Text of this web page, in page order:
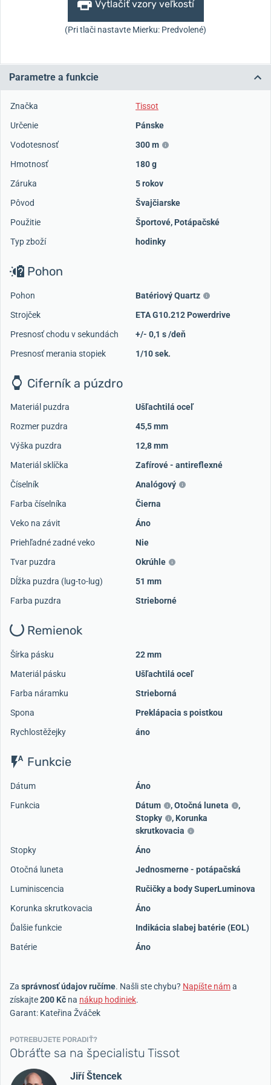
Vytlačiť vzory veľkostí
(Pri tlači nastavte Mierku: Predvolené)
Parametre a funkcie
Značka
Tissot
Určenie
Pánske
Vodotesnosť
300 m
Hmotnosť
180 g
Záruka
5 rokov
Pôvod
Švajčiarske
Použitie
Športové, Potápačské
Typ zboží
hodinky
Pohon
Pohon
Batériový Quartz
Strojček
ETA G10.212 Powerdrive
Presnosť chodu v sekundách
+/- 0,1 s /deň
Presnosť merania stopiek
1/10 sek.
Ciferník a púzdro
Materiál puzdra
Ušľachtilá oceľ
Rozmer puzdra
45,5 mm
Výška puzdra
12,8 mm
Materiál sklíčka
Zafírové - antireflexné
Číselník
Analógový
Farba číselníka
Čierna
Veko na závit
Áno
Priehľadné zadné veko
Nie
Tvar puzdra
Okrúhle
Dĺžka puzdra (lug-to-lug)
51 mm
Farba puzdra
Strieborné
Remienok
Šírka pásku
22 mm
Materiál pásku
Ušľachtilá oceľ
Farba náramku
Strieborná
Spona
Preklápacia s poistkou
Rychlostěžejky
áno
Funkcie
Dátum
Áno
Funkcia
Dátum ,Otočná luneta
,
Stopky
, Korunka
skrutkovacia
Stopky
Áno
Otočná luneta
Jednosmerne - potápačská
Luminiscencia
Ručičky a body SuperLuminova
Korunka skrutkovacia
Áno
Ďalšie funkcie
Indikácia slabej batérie (EOL)
Batérie
Áno
Za správnosť údajov ručíme. Našli ste chybu? Napíšte náma
získajte200 Kč na nákup hodiniek.
Garant: Kateřina Žváček
POTREBUJETE PORADIŤ?
Obráťte sa na špecialistu Tissot
Jiří Štencek